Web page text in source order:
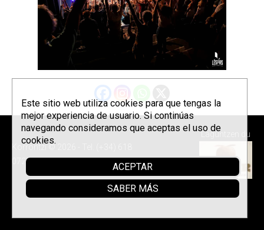
072 076 -
Política de privacidad
Laguntzen du
Este sitio web utiliza cookies para que tengas la
mejor experiencia de usuario. Si continúas
navegando consideramos que aceptas el uso de
cookies.
ACEPTAR
SABER MÁS